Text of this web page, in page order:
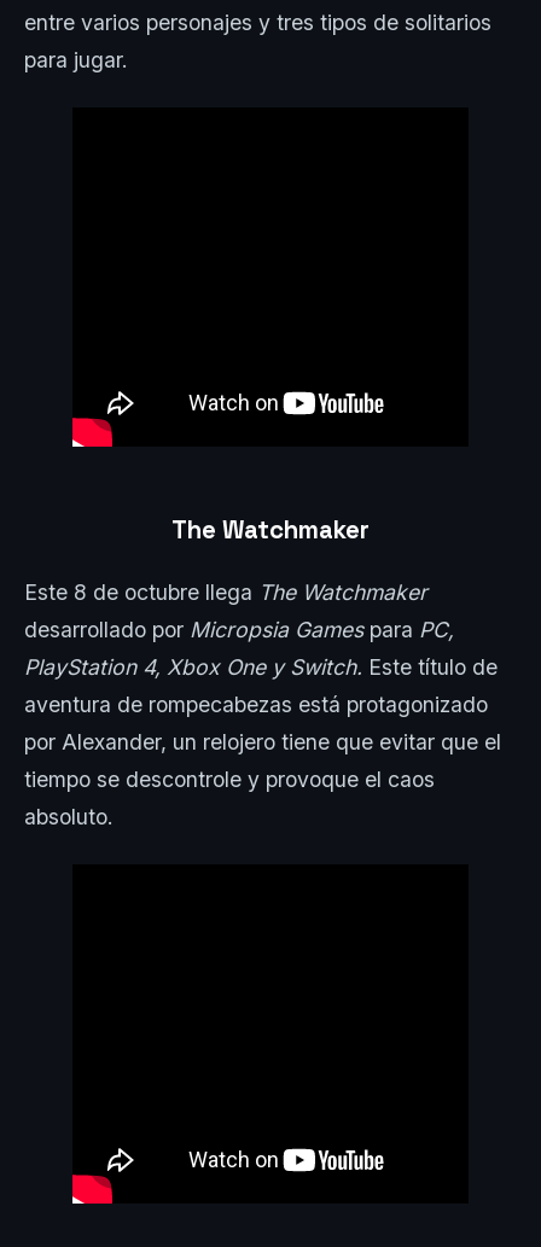
entre varios personajes y tres tipos de solitarios
para jugar.
The Watchmaker
Este 8 de octubre llega The Watchmaker
desarrollado por Micropsia Gamespara PC,
PlayStation 4, Xbox OneySwitch. Este título de
aventura de rompecabezas está protagonizado
por Alexander, un relojero tiene que evitar que el
tiempo se descontrole y provoque el caos
absoluto.